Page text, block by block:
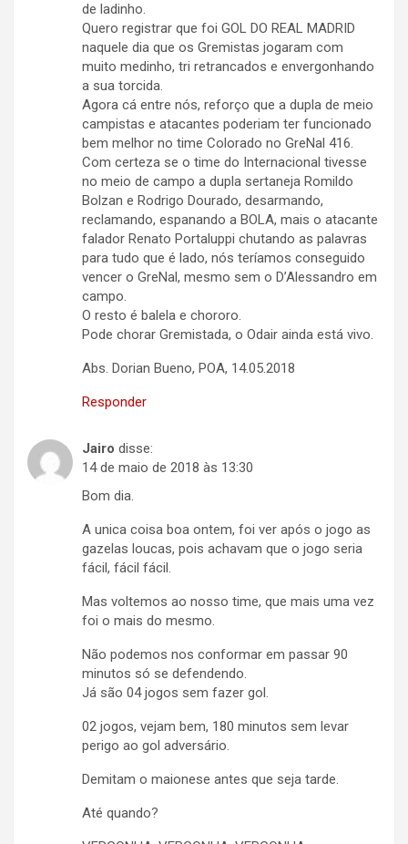
de ladinho.
Quero registrar que foi GOL DO REAL MADRID
naquele dia que os Gremistas jogaram com
muito medinho, tri retrancados e envergonhando
a sua torcida.
Agora cá entre nós, reforço que a dupla de meio
campistas e atacantes poderiam ter funcionado
bem melhor no time Colorado no GreNal 416.
Com certeza se o time do Internacional tivesse
no meio de campo a dupla sertaneja Romildo
Bolzan e Rodrigo Dourado, desarmando,
reclamando, espanando a BOLA, mais o atacante
falador Renato Portaluppi chutando as palavras
para tudo que é lado, nós teríamos conseguido
vencer o GreNal, mesmo sem o D’Alessandro em
campo.
O resto é balela e chororo.
Pode chorar Gremistada, o Odair ainda está vivo.
Abs. Dorian Bueno, POA, 14.05.2018
Responder
Jairo disse:
14 de maio de 2018 às 13:30
Bom dia.
A unica coisa boa ontem, foi ver após o jogo as
gazelas loucas, pois achavam que o jogo seria
fácil, fácil fácil.
Mas voltemos ao nosso time, que mais uma vez
foi o mais do mesmo.
Não podemos nos conformar em passar 90
minutos só se defendendo.
Já são 04 jogos sem fazer gol.
02 jogos, vejam bem, 180 minutos sem levar
perigo ao gol adversário.
Demitam o maionese antes que seja tarde.
Até quando?